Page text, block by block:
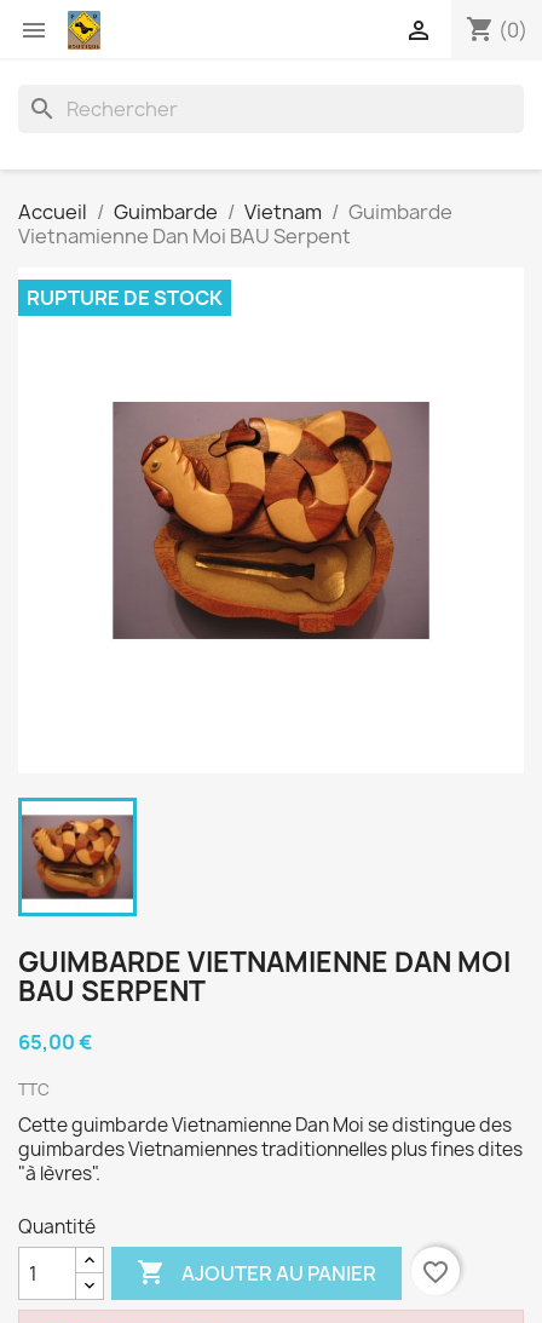
 shopping_cart (0)

search
Accueil Guimbarde Vietnam
Guimbarde
Vietnamienne Dan Moi BAU Serpent
RUPTURE DE STOCK
GUIMBARDE VIETNAMIENNE DAN MOI
BAU SERPENT
65,00 €
TTC
Cette guimbarde Vietnamienne Dan Moi se distingue des
guimbardes Vietnamiennes traditionnelles plus fines dites
"à lèvres".
Quantité
 AJOUTER AU PANIER favorite_border